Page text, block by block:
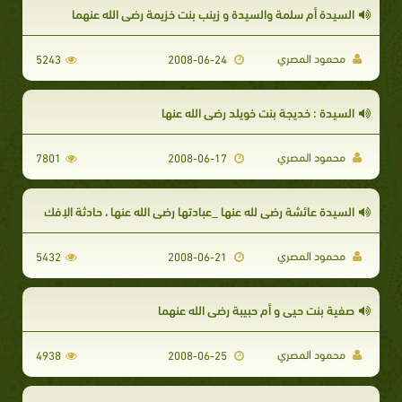
السيدة أم سلمة والسيدة و زينب بنت خزيمة رضي الله عنهما
محمود المصري 5243
السيدة : خديجة بنت خويلد رضي الله عنها
محمود المصري 7801
السيدة عائشة رضي لله عنها _عبادتها رضي الله عنها ، حادثة الإفك
محمود المصري 5432
صفية بنت حيي و أم حبيبة رضي الله عنهما
محمود المصري 4938